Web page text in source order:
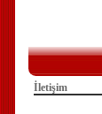
İletişim